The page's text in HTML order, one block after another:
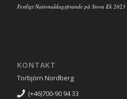
Festligt Nationaldagsfirande på Stora Ek 2023
KONTAKT
Torbjörn Nordberg
(+46)700-90 94 33